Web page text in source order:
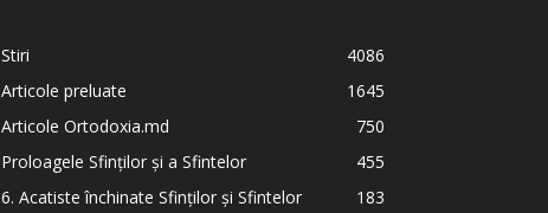
Stiri
4086
Articole preluate
1645
Articole Ortodoxia.md
750
Proloagele Sfinților și a Sfintelor
455
6. Acatiste închinate Sfinților și Sfintelor
183